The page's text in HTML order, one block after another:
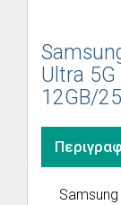
Ultra 5G
12GB/